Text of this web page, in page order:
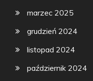
marzec 2025
grudzień 2024
listopad 2024
październik 2024